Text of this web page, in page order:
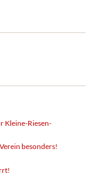
Kleine-Riesen-
besonders!